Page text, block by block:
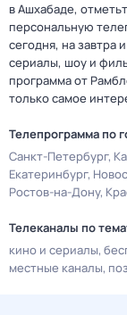
в Ашхабаде,
персональную
сегодня, на завтра
сериалы, шоу и
программа от
только самое
Телепрограмма по
Санкт-Петербург
Екатеринбург
Ростов-на-Дону
Телеканалы по
кино и сериалы
местные каналы